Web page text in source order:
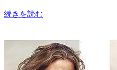
続きを読む